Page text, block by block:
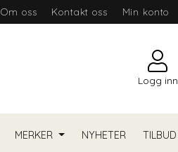
Om oss Kontakt oss Min konto
Logg inn
MERKER NYHETER TILBUD